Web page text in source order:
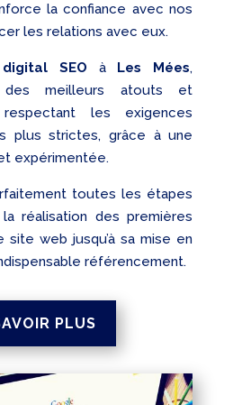
la confiance avec nos
les relations avec eux.
SEO à Les Mées,
meilleurs atouts et
les exigences
plus strictes, grâce à une
expérimentée.
toutes les étapes
réalisation des premières
web jusqu’à sa mise en
référencement.
PLUS